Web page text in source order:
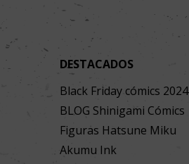
DESTACADOS
Black Friday cómics 2024
BLOG Shinigami Cómics
Figuras Hatsune Miku
Akumu Ink